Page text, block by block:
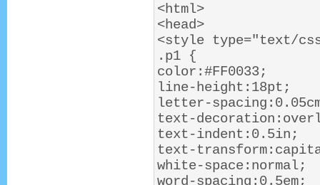
<html>
<head>
<style type="text/
.p1 {
color:#FF0033;
line-height:18pt;
letter-
text-
text-indent:0.5in;
text-
white-space:normal;
word-spacing:0.5em;